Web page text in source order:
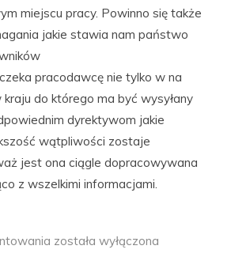
miejscu pracy. Powinno się także
jakie stawia nam państwo
pracodawcę nie tylko w na
do którego ma być wysyłany
dyrektywom jakie
wątpliwości zostaje
jest ona ciągle dopracowywana
z wszelkimi informacjami.
została wyłączona